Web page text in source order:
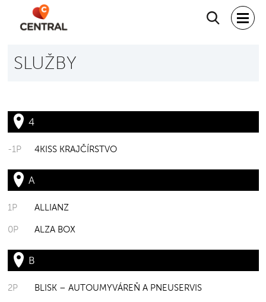
SLUŽBY
4
-1P 4KISS KRAJČÍRSTVO
A
1P ALLIANZ
0P ALZA BOX
B
2P BLISK – AUTOUMYVÁREŇ A PNEUSERVIS